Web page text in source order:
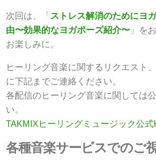
次回は、「ストレス解消のためにヨ
由〜効果的なヨガポーズ紹介〜 」を
お楽しみに。
ヒーリング音楽に関するリクエスト
に下記までご連絡ください。
各配信のヒーリング音楽に関しては
い。
TAKMIXヒーリングミュージック公式
各種音楽サービスでのご